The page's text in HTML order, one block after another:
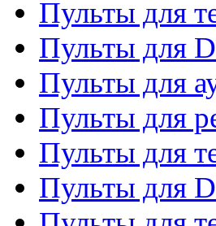
Пульты для
Пульты для
Пульты для
Пульты для
Пульты для
Пульты для